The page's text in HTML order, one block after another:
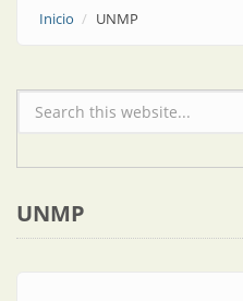
Inicio UNMP
Formulario de búsqueda
UNMP